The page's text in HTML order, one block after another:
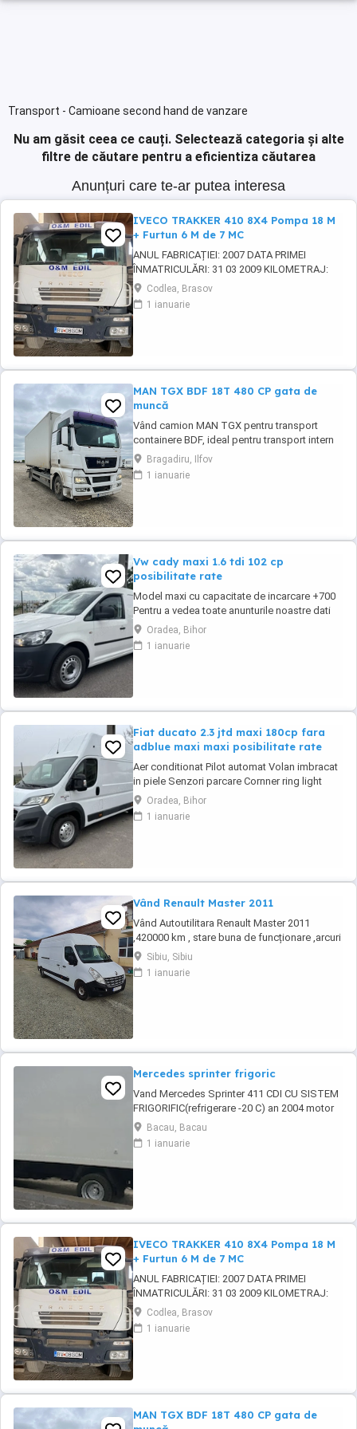
Transport - Camioane second hand de vanzare
Nu am găsit ceea ce cauți. Selectează categoria și alte
filtre de căutare pentru a eficientiza căutarea
Anunțuri care te-ar putea interesa
IVECO TRAKKER 410 8X4 Pompa 18 M
+ Furtun 6 M de 7 MC
ANUL FABRICAȚIEI: 2007 DATA PRIMEI
ÎNMATRICULĂRI: 31 03 2009 KILOMETRAJ:
220.577 KM MOTOR: 410 CP CAPACITATE
CILINDRICĂ: 12.882 CM CULOARE: ALB 4 AXE
TRACȚIUNE 8x4 CUTIE DE VITEZE MANUALĂ
AUTORIZATĂ ...
Codlea, Brasov
1 ianuarie
MAN TGX BDF 18T 480 CP gata de
muncă
Vând camion MAN TGX pentru transport
containere BDF, ideal pentru transport intern
sau internațional. Tip: BDF (schimb
containere) An fabricație: 2009 Kilometraj:
600.000 km MMA: 18.000 kg Putere: 440 CP
Bragadiru, Ilfov
1 ianuarie
Vw cady maxi 1.6 tdi 102 cp
posibilitate rate
Model maxi cu capacitate de incarcare +700
Pentru a vedea toate anunturile noastre dati
Clik mai jos pe pagina la sectiunea Toate
anunturile acestui vanzator Comercializam o
gama variata de autoutilitare mici și mijlocii
Oradea, Bihor
1 ianuarie
Fiat ducato 2.3 jtd maxi 180cp fara
adblue maxi maxi posibilitate rate
Aer conditionat Pilot automat Volan imbracat
in piele Senzori parcare Cornner ring light
Lumini de zi Trei locuri fata Geamuri electrice
Inchidere centralizata Oglinzi electrice
incalzite Scaun sofer reglabil pe inaltime
Oradea, Bihor
1 ianuarie
Vând Renault Master 2011
Vând Autoutilitara Renault Master 2011
,420000 km , stare buna de funcționare ,arcuri
duble pe spate.VT iunie 2027.Asigurarea
expira în 12.08.2026
Sibiu, Sibiu
1 ianuarie
Mercedes sprinter frigoric
Vand Mercedes Sprinter 411 CDI CU SISTEM
FRIGORIFIC(refrigerare -20 C) an 2004 motor
2.7-160 hp in stare perfecta de functionare.
Avand schimbate telescoapele,grup nou
punte dubla 1000 euro ,alternator nou 150W,
Bacau, Bacau
1 ianuarie
IVECO TRAKKER 410 8X4 Pompa 18 M
+ Furtun 6 M de 7 MC
ANUL FABRICAȚIEI: 2007 DATA PRIMEI
ÎNMATRICULĂRI: 31 03 2009 KILOMETRAJ:
220.577 KM MOTOR: 410 CP CAPACITATE
CILINDRICĂ: 12.882 CM CULOARE: ALB 4 AXE
TRACȚIUNE 8x4 CUTIE DE VITEZE MANUALĂ
AUTORIZATĂ ...
Codlea, Brasov
1 ianuarie
MAN TGX BDF 18T 480 CP gata de